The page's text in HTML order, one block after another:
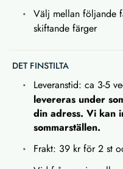
Välj mellan följande
skiftande färger
DET FINSTILTA
Leveranstid: ca 3-5
levereras under
din adress. Vi kan
sommarställen.
Frakt: 39 kr för 2 st